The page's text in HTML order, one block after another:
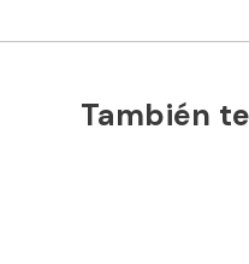
También